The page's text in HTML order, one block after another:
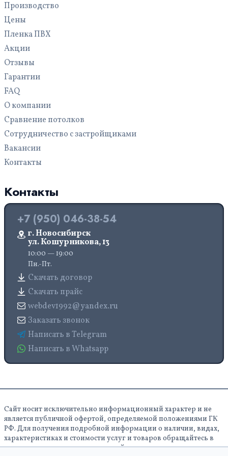
Производство
Цены
Пленка ПВХ
Акции
Отзывы
Гарантии
FAQ
О компании
Сравнение потолков
Сотрудничество с застройщиками
Вакансии
Контакты
Контакты
+7 (950) 046-38-54
г. Новосибирск
ул. Кошурникова, 13
10:00 — 19:00
Пн.-Пт.
Скачать договор
Скачать прайс
webdev1992@yandex.ru
Заказать звонок
Написать в Telegram
Написать в Whatsapp
Сайт носит исключительно информационный характер и не
является публичной офертой, определяемой положениями ГК
РФ. Для получения подробной информации о наличии, видах,
характеристиках и стоимости услуг и товаров обращайтесь в
отдел продаж по указанным на сайте контактам.